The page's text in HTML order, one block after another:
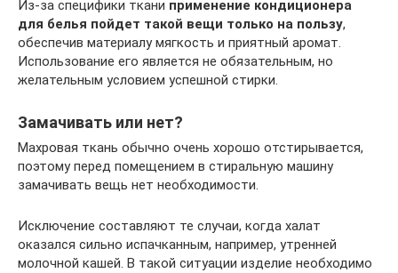
Из-за специфики ткани применение кондиционера
для белья пойдет такой вещи только на пользу,
обеспечив материалу мягкость и приятный аромат.
Использование его является не обязательным, но
желательным условием успешной стирки.
Замачивать или нет?
Махровая ткань обычно очень хорошо отстирывается,
поэтому перед помещением в стиральную машину
замачивать вещь нет необходимости.
Исключение составляют те случаи, когда халат
оказался сильно испачканным, например, утренней
молочной кашей. В такой ситуации изделие необходимо